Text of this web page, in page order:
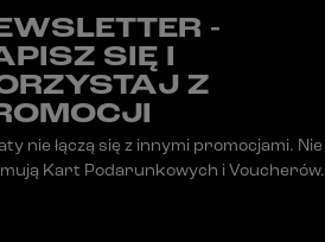
-
SIĘ I
Z
nie łączą się z innymi promocjami. Nie
Kart Podarunkowych i Voucherów.